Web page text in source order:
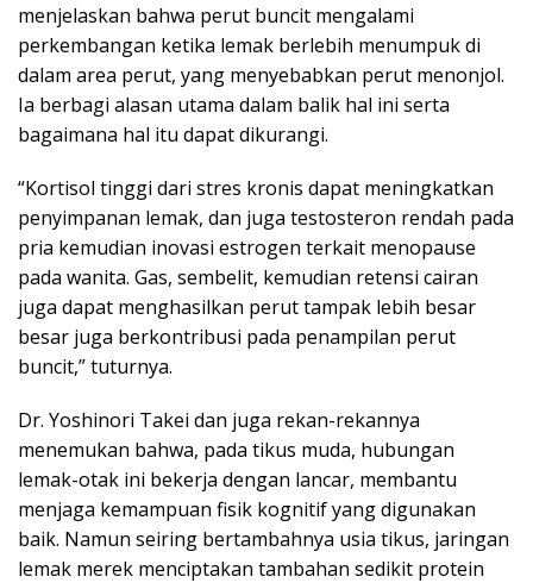
menjelaskan bahwa perut buncit mengalami
perkembangan ketika lemak berlebih menumpuk di
dalam area perut, yang menyebabkan perut menonjol.
Ia berbagi alasan utama dalam balik hal ini serta
bagaimana hal itu dapat dikurangi.
“Kortisol tinggi dari stres kronis dapat meningkatkan
penyimpanan lemak, dan juga testosteron rendah pada
pria kemudian inovasi estrogen terkait menopause
pada wanita. Gas, sembelit, kemudian retensi cairan
juga dapat menghasilkan perut tampak lebih besar
besar juga berkontribusi pada penampilan perut
buncit,” tuturnya.
Dr. Yoshinori Takei dan juga rekan-rekannya
menemukan bahwa, pada tikus muda, hubungan
lemak-otak ini bekerja dengan lancar, membantu
menjaga kemampuan fisik kognitif yang digunakan
baik. Namun seiring bertambahnya usia tikus, jaringan
lemak merek menciptakan tambahan sedikit protein